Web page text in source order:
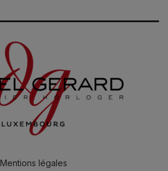
Mentions légales